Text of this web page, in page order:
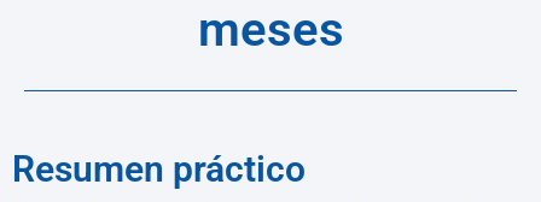
meses
Resumen práctico